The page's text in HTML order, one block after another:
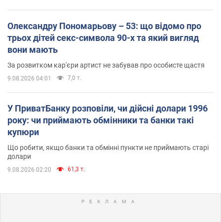
Олександру Пономарьову – 53: що відомо про
трьох дітей секс-символа 90-х та який вигляд
вони мають
За розвитком кар'єри артист не забував про особисте щастя
9.08.2026 04:01 7,0 т.
У ПриватБанку розповіли, чи дійсні долари 1996
року: чи приймають обмінники та банки такі
купюри
Що робити, якщо банки та обмінні пункти не приймають старі
долари
9.08.2026 02:20 61,3 т.